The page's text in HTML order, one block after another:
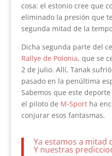
cosa: el estonio cree que
eliminado la presión que
segunda mitad de la
Dicha segunda parte del
Rallye de Polonia, que se
2 de julio. Allí, Tanak
pasado en la penúltima
Sabemos que este
el piloto de M-Sportha
conjurar esos fantasmas.
Ya estamos a mitad
Y nuestras